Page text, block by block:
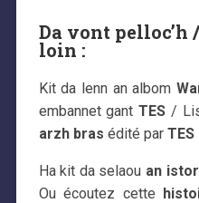
Da vont
loin :
Kit da lenn an albom
embannet gantTES /
arzh bras édité par TES
Ha kit da selaou an
Ou écoutez cette